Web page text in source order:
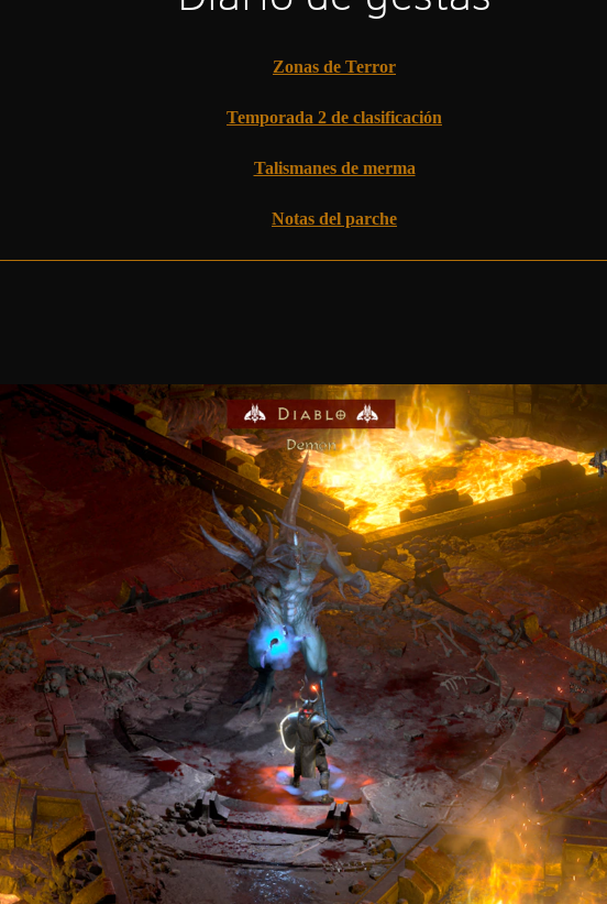
Zonas de Terror
Temporada 2 de clasificación
Talismanes de merma
Notas del parche